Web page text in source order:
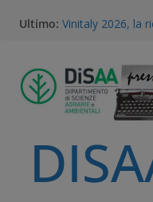
Ultimo: Vinitaly 2026, la
Agroecologica:
TEA, ricerca e
scientifico della
nazionale
Europeo è una
sostenibile
A Volta